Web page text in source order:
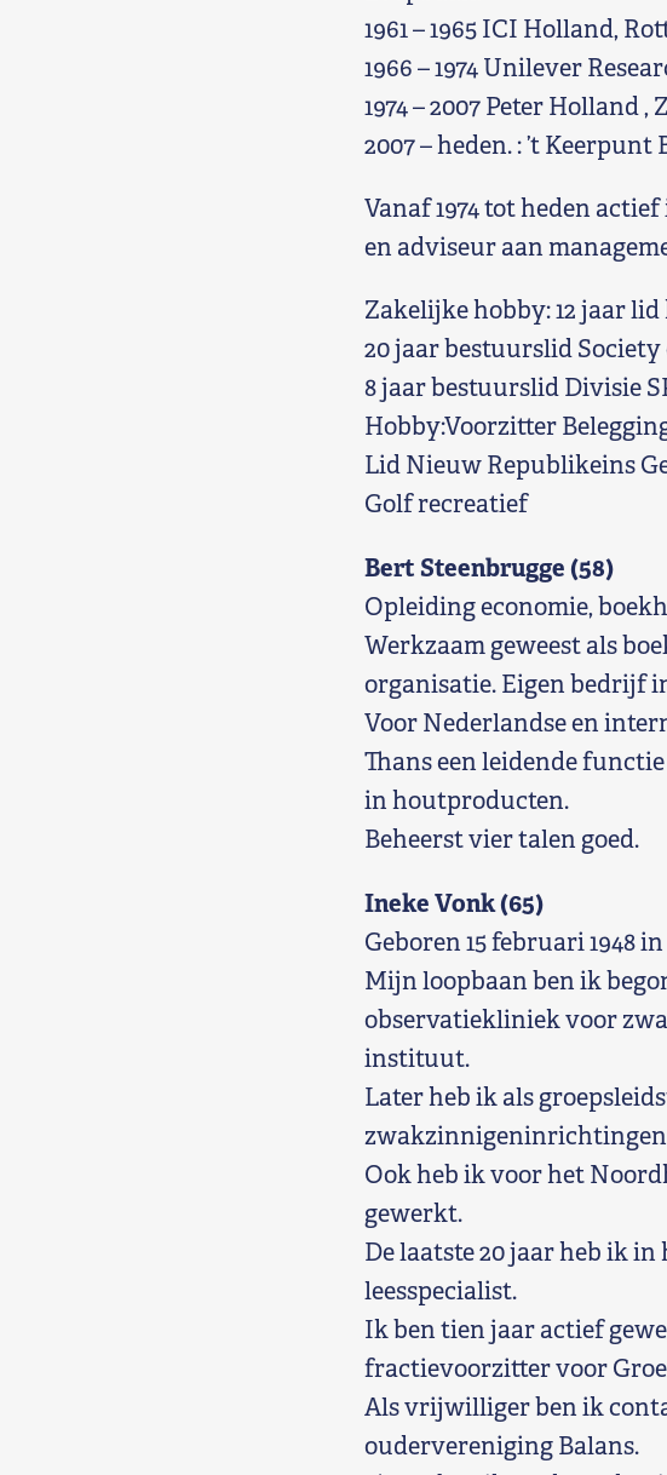
1961 – 1965 ICI Holland,
1966 – 1974 Unilever
1974 – 2007 Peter Holland
2007 – heden. : ’t Keerpunt
Vanaf 1974 tot heden
en adviseur aan
Zakelijke hobby: 12 jaar
20 jaar bestuurslid
8 jaar bestuurslid Divisie
Hobby:Voorzitter
Lid Nieuw Republikeins
Golf recreatief
Bert Steenbrugge (58)
Opleiding economie,
Werkzaam geweest als
organisatie. Eigen bedrijf
Voor Nederlandse en
Thans een leidende
in houtproducten.
Beheerst vier talen goed.
Ineke Vonk (65)
Geboren 15 februari 1948
Mijn loopbaan ben ik
observatiekliniek voor
instituut.
Later heb ik als
Ook heb ik voor het
gewerkt.
De laatste 20 jaar heb ik
leesspecialist.
Ik ben tien jaar actief
fractievoorzitter voor
Als vrijwilliger ben ik
oudervereniging Balans.